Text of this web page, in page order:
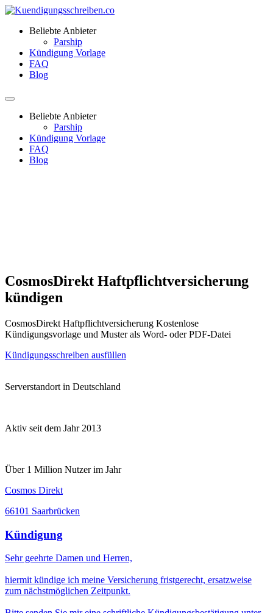
Beliebte Anbieter
Parship
Kündigung Vorlage
FAQ
Blog
Beliebte Anbieter
Parship
Kündigung Vorlage
FAQ
Blog
CosmosDirekt Haftpflichtversicherung
kündigen
CosmosDirekt Haftpflichtversicherung Kostenlose
Kündigungsvorlage und Muster als Word- oder PDF-Datei
Kündigungsschreiben ausfüllen
Serverstandort in Deutschland
Aktiv seit dem Jahr 2013
Über 1 Million Nutzer im Jahr
Cosmos Direkt
66101 Saarbrücken
Kündigung
Sehr geehrte Damen und Herren,
hiermit kündige ich meine Versicherung fristgerecht, ersatzweise
zum nächstmöglichen Zeitpunkt.